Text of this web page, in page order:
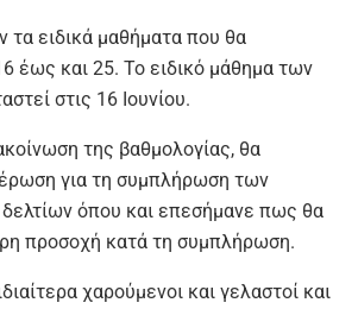
τα ειδικά μαθήματα που θα
έως και 25. Το ειδικό μάθημα των
στις 16 Ιουνίου.
της βαθμολογίας, θα
για τη συμπλήρωση των
όπου και επεσήμανε πως θα
προσοχή κατά τη συμπλήρωση.
χαρούμενοι και γελαστοί και